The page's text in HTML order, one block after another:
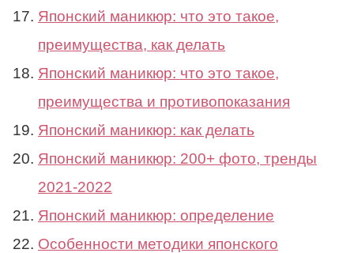
Японский маникюр: что это такое,
преимущества, как делать
Японский маникюр: что это такое,
преимущества и противопоказания
Японский маникюр: как делать
Японский маникюр: 200+ фото, тренды
2021-2022
Японский маникюр: определение
Особенности методики японского